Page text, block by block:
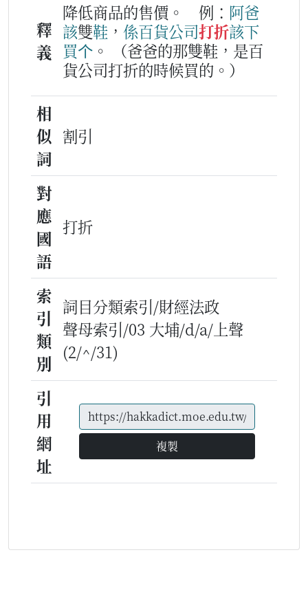
釋
義
降低商品的售價。 例： 阿爸
該雙鞋 ， 係百貨公司打折該下
買个 。
（爸爸的那雙鞋，是百
貨公司打折的時候買的。）
相
似
詞
割引
對
應
國
語
打折
索
引
類
別
詞目分類索引/財經法政
聲母索引/03 大埔/d/a/上聲
(2/^/31)
引
用
網
址
複製